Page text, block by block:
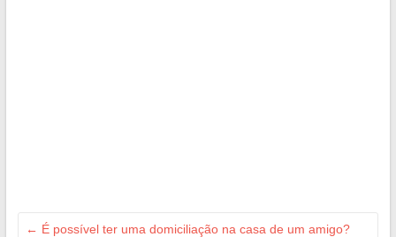
← É possível ter uma domiciliação na casa de um amigo?